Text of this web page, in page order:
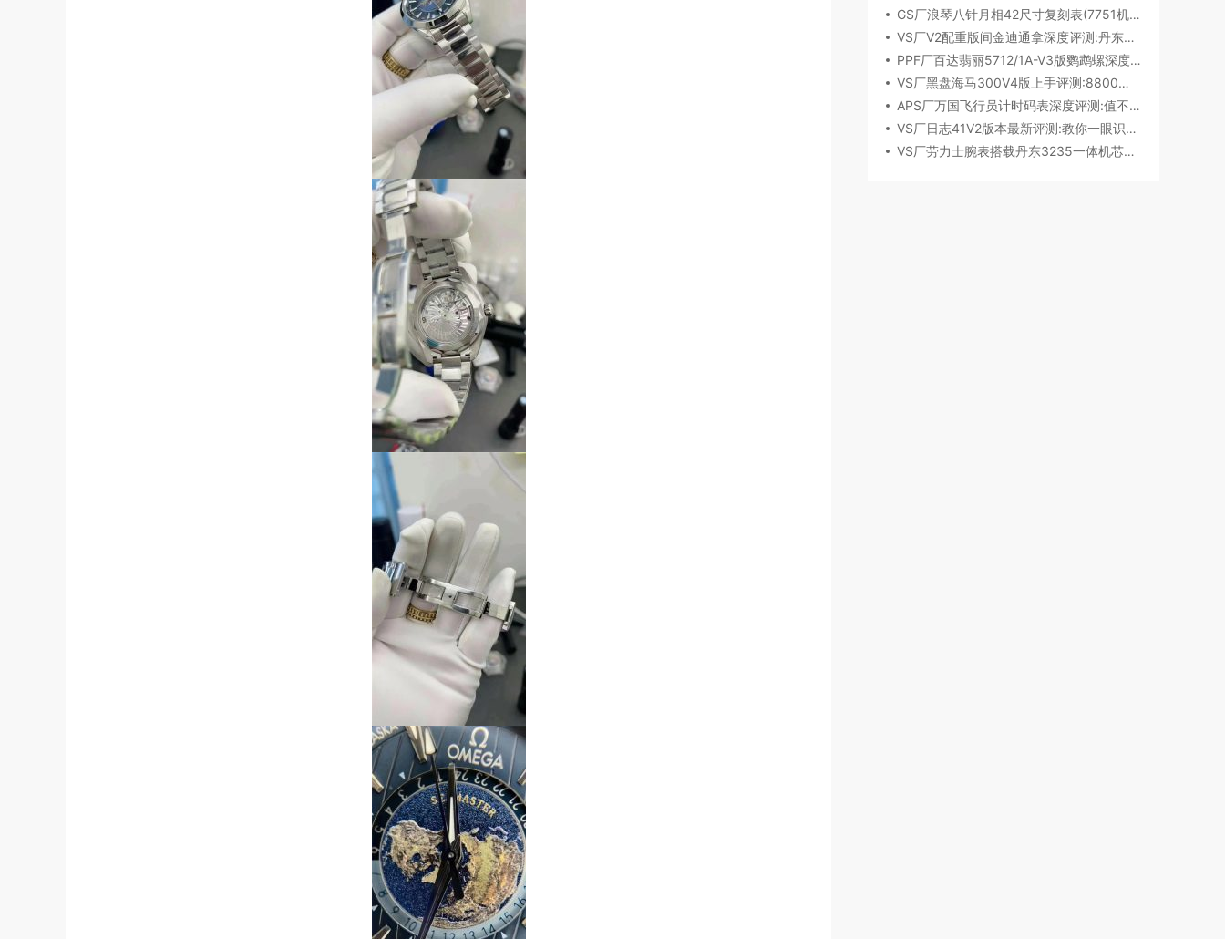
GS厂浪琴八针月相42尺寸复刻表(7751机芯)细节全析
VS厂V2配重版间金迪通拿深度评测:丹东4131机芯加持下的165克精密之作​
PPF厂百达翡丽5712/1A-V3版鹦鹉螺深度评测:细节升级直击正品
VS厂黑盘海马300V4版上手评测:8800一体机芯加持,复刻天花板实至名归?
APS厂万国飞行员计时码表深度评测:值不值得入手？
VS厂日志41V2版本最新评测:教你一眼识破假VS
VS厂劳力士腕表搭载丹东3235一体机芯深度评测